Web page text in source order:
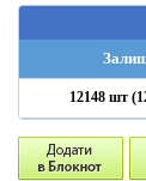
12148 шт